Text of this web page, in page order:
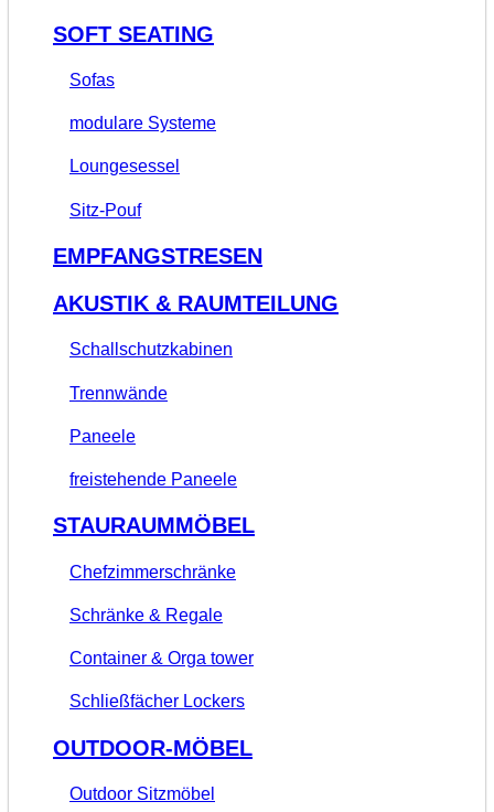
SOFT SEATING
Sofas
modulare Systeme
Loungesessel
Sitz-Pouf
EMPFANGSTRESEN
AKUSTIK & RAUMTEILUNG
Schallschutzkabinen
Trennwände
Paneele
freistehende Paneele
STAURAUMMÖBEL
Chefzimmerschränke
Schränke & Regale
Container & Orga tower
Schließfächer Lockers
OUTDOOR-MÖBEL
Outdoor Sitzmöbel